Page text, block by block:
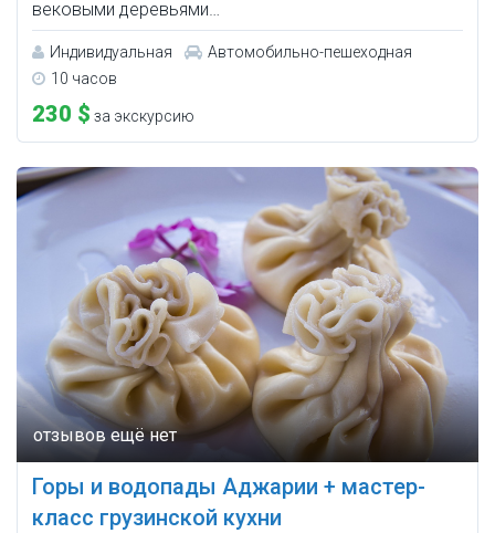
вековыми деревьями…
Индивидуальная
Автомобильно-пешеходная
10 часов
230 $ за экскурсию
Горы и водопады Аджарии + мастер-
класс грузинской кухни